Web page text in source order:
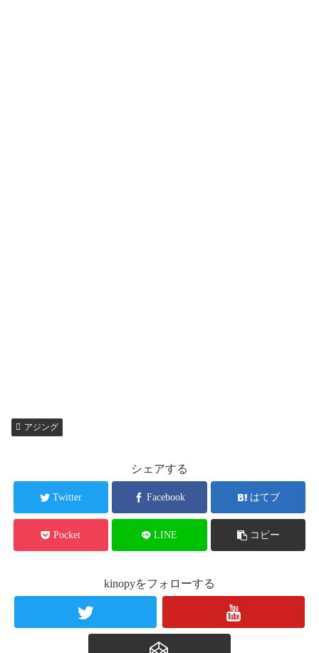
アジング
シェアする
Twitter Facebook はてブ
Pocket LINE コピー
kinopyをフォローする